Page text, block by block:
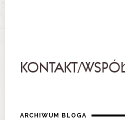
ARCHIWUM BLOGA